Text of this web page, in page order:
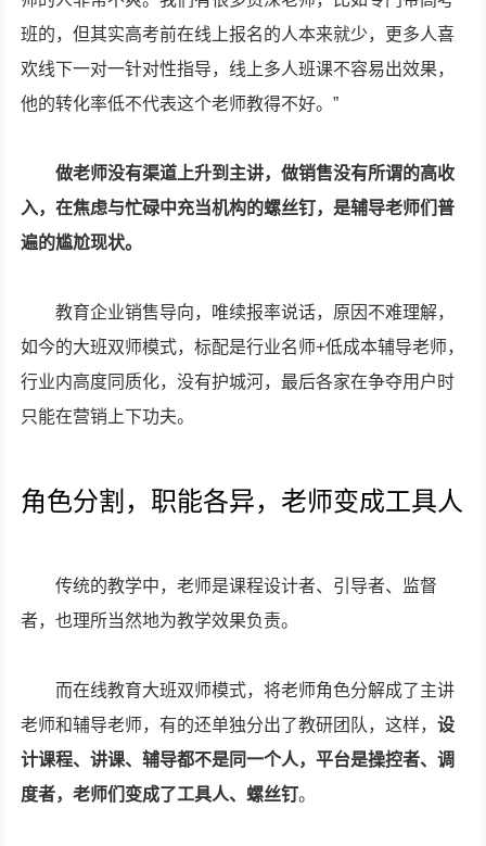
班的，但其实高考前在线上报名的人本来就少，更多人喜
欢线下一对一针对性指导，线上多人班课不容易出效果，
他的转化率低不代表这个老师教得不好。”
做老师没有渠道上升到主讲，做销售没有所谓的高收
入，在焦虑与忙碌中充当机构的螺丝钉，是辅导老师们普
遍的尴尬现状。
教育企业销售导向，唯续报率说话，原因不难理解，
如今的大班双师模式，标配是行业名师+低成本辅导老师，
行业内高度同质化，没有护城河，最后各家在争夺用户时
只能在营销上下功夫。
角色分割，职能各异，老师变成工具人
传统的教学中，老师是课程设计者、引导者、监督
者，也理所当然地为教学效果负责。
而在线教育大班双师模式，将老师角色分解成了主讲
老师和辅导老师，有的还单独分出了教研团队，这样，设
计课程、讲课、辅导都不是同一个人，平台是操控者、调
度者，老师们变成了工具人、螺丝钉。